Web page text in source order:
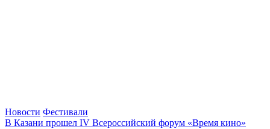
Новости Фестивали
В Казани прошел IV Всероссийский форум «Время кино»